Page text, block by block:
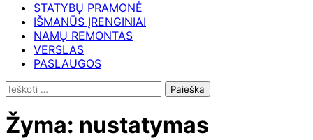
STATYBŲ PRAMONĖ
IŠMANŪS ĮRENGINIAI
NAMŲ REMONTAS
VERSLAS
PASLAUGOS
Ieškoti:
Žyma: nustatymas